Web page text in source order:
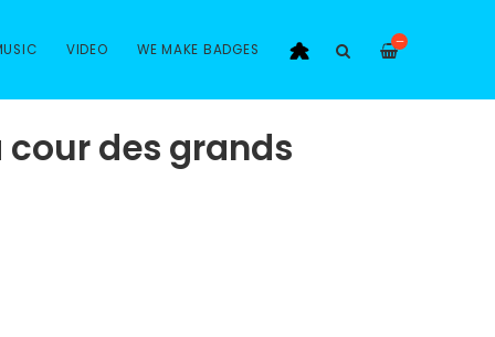
—
VIDEO WE MAKE BADGES
des grands